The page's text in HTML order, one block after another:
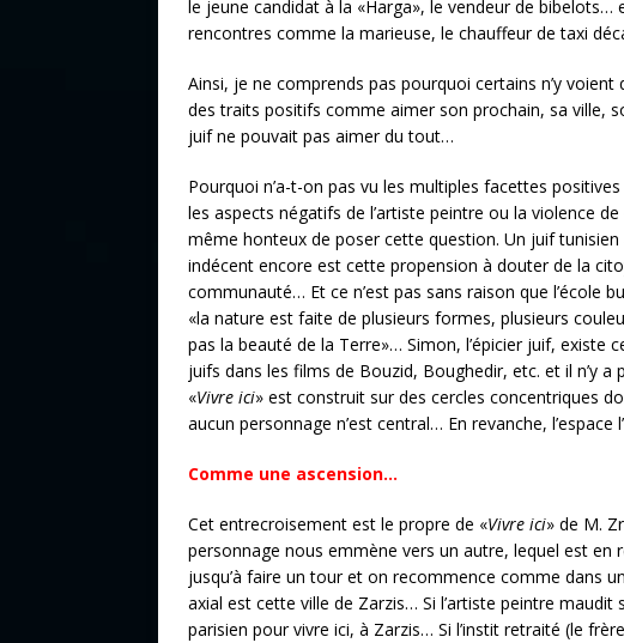
le jeune candidat à la «Harga», le vendeur de bibelots…
rencontres comme la marieuse, le chauffeur de taxi
Ainsi, je ne comprends pas pourquoi certains n’y
des traits positifs comme aimer son prochain, sa ville,
juif ne pouvait pas aimer du tout…
Pourquoi n’a-t-on pas vu les multiples facettes
les aspects négatifs de l’artiste peintre ou la violence
même honteux de poser cette question. Un juif
indécent encore est cette propension à douter de la
communauté… Et ce n’est pas sans raison que l’école
«la nature est faite de plusieurs formes, plusieurs
pas la beauté de la Terre»… Simon, l’épicier juif, existe
juifs dans les films de Bouzid, Boughedir, etc. et il n’y
«Vivre ici» est construit sur des cercles concentriques
aucun personnage n’est central… En revanche, l’espace
Comme une ascension…
Cet entrecroisement est le propre de «Vivre ici» de M.
personnage nous emmène vers un autre, lequel est en
jusqu’à faire un tour et on recommence comme dans
axial est cette ville de Zarzis… Si l’artiste peintre maudit
parisien pour vivre ici, à Zarzis… Si l’instit retraité (le